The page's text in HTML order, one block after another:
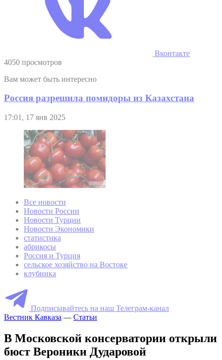
Вконтакте
4050 просмотров
Вам может быть интересно
Россия разрешила помидоры из Казахстана
17:01, 17 янв 2025
Все новости
Новости России
Новости Турции
Новости Экономики
статистика
абрикосы
Россия и Турция
сельское хозяйство на Востоке
клубника
Подписывайтесь на наш Телеграм-канал
Вестник Кавказа — Статьи
В Московской консерватории открыли
бюст Вероники Дударовой